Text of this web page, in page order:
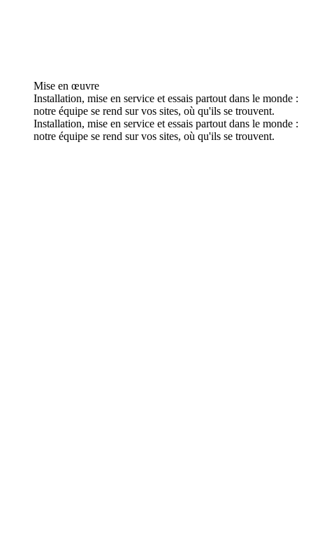
Mise en œuvre
Installation, mise en service et essais partout dans le monde :
notre équipe se rend sur vos sites, où qu'ils se trouvent.
Installation, mise en service et essais partout dans le monde :
notre équipe se rend sur vos sites, où qu'ils se trouvent.